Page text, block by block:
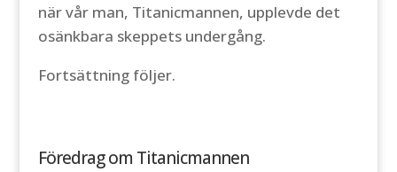
när vår man, Titanicmannen, upplevde det
osänkbara skeppets undergång.
Fortsättning följer.
Föredrag om Titanicmannen